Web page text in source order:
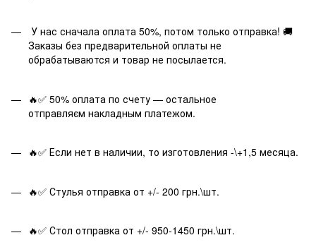
У нас сначала оплата 50%, потом только отправка! 🚚
Заказы без предварительной оплаты не
обрабатываются и товар не посылается.
🔥✅ 50% оплата по счету — остальное
отправляєм накладным платежом.
🔥✅ Если нет в наличии, то изготовления -\+1,5 месяца.
🔥✅ Стулья отправка от +/- 200 грн.\шт.
🔥✅ Стол отправка от +/- 950-1450 грн.\шт.